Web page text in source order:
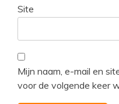
Site
Mijn naam, e-mail en
voor de volgende keer